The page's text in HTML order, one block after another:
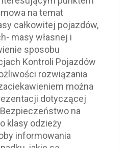
na temat
całkowitej pojazdów,
masy własnej i
sposobu
Kontroli Pojazdów
rozwiązania
można
dotyczącej
na
klasy odzieży
informowania